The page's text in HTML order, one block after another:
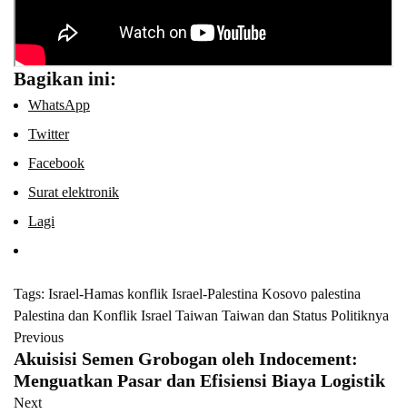
Bagikan ini:
WhatsApp
Twitter
Facebook
Surat elektronik
Lagi
Tags: Israel-Hamas konflik Israel-Palestina Kosovo palestina
Palestina dan Konflik Israel Taiwan Taiwan dan Status Politiknya
Previous
Akuisisi Semen Grobogan oleh Indocement:
Menguatkan Pasar dan Efisiensi Biaya Logistik
Next